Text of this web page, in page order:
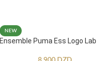
NEW
Ensemble Puma Ess Logo Lab